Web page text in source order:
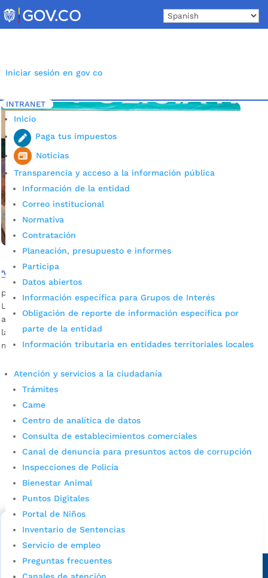
to
content
Iniciar sesión en gov co
INTRANET
Inicio
Paga tus impuestos
Noticias
Transparencia y acceso a la información pública
Información de la entidad
Correo institucional
Normativa
Contratación
Planeación, presupuesto e informes
Participa
Datos abiertos
Información específica para Grupos de Interés
Obligación de reporte de información específica por
parte de la entidad
Información tributaria en entidades territoriales locales
Atención y servicios a la ciudadanía
Trámites
Came
Centro de analítica de datos
Consulta de establecimientos comerciales
Canal de denuncia para presuntos actos de corrupción
Inspecciones de Policía
Bienestar Animal
Puntos Digitales
Portal de Niños
Inventario de Sentencias
Servicio de empleo
Preguntas frecuentes
Inicio 5 Etiqueta: VECINOS DEL CAI
‘Vecinos del CAI’, el nuevo modelo del servicio de Policía
por Alcaldía de Bucaramanga Jul 23, 2023 |Noticias
La Dirección General de la Policía Nacional de Colombia, en
articulación con la Alcaldía de Bucaramanga, realizó el
lanzamiento en la capital santandereana de este nuevo
modelo enfocado a la ciudadanía.
Cupos Escolares Bucaramanga 2022
Consulta aqui los pasos para inscribirse y solicitar un
cupo escolar en los colegios oficiales de
Bucaramanga.
Alcaldía de Bucaramanga
Sede principal